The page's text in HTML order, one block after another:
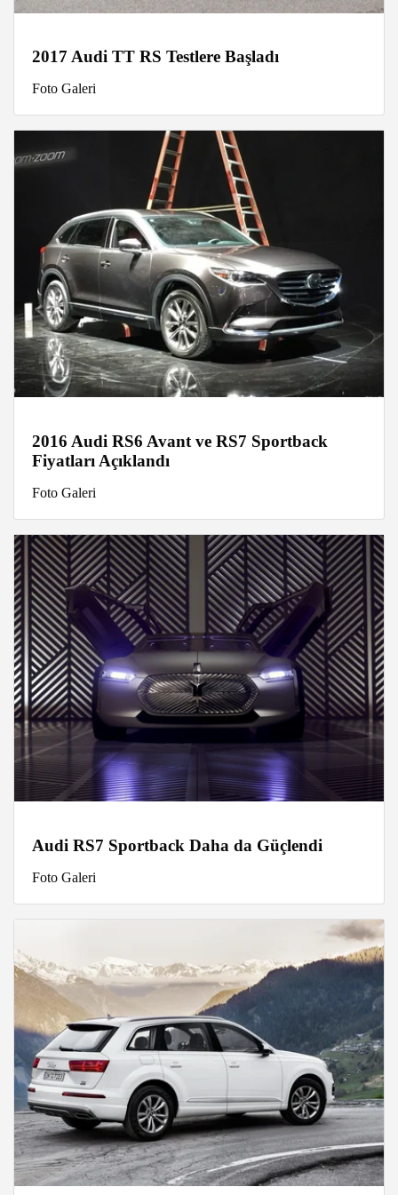
2017 Audi TT RS Testlere Başladı
Foto Galeri
2016 Audi RS6 Avant ve RS7 Sportback
Fiyatları Açıklandı
Foto Galeri
Audi RS7 Sportback Daha da Güçlendi
Foto Galeri